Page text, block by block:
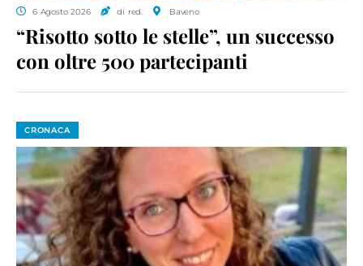
6 Agosto 2026 di red. Baveno
“Risotto sotto le stelle”, un successo
con oltre 500 partecipanti
CRONACA